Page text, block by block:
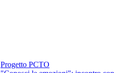
Progetto PCTO